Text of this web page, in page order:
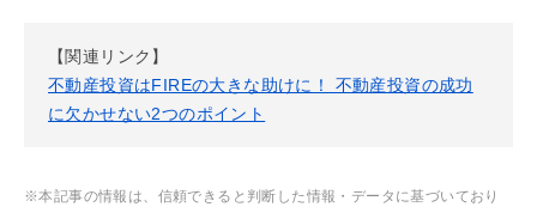
【関連リンク】
不動産投資はFIREの大きな助けに！ 不動産投資の成功
に欠かせない2つのポイント
※本記事の情報は、信頼できると判断した情報・データに基づいており